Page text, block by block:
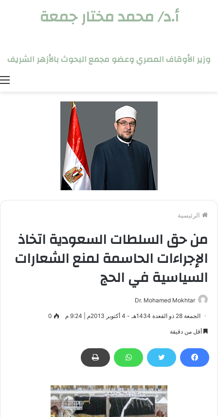
أ.د/ محمد مختار جمعة
وزير الأوقاف المصري وعضو مجمع البحوث بالأزهر الشريف
الرئيسية
من حق السلطات السعودية اتخاذ
الإجراءات الحاسمة لمنع الشعارات
السياسية في الحج
Dr. Mohamed Mokhtar
الجمعة 28 ذو القعدة 1434هـ - 4 أكتوبر 2013م | 9:24 م 0
أقل من دقيقة